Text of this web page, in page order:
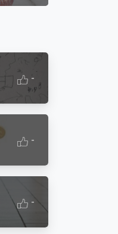
-
-
-